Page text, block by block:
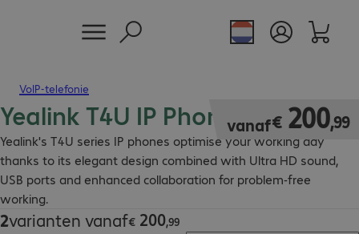
VoIP-telefonie
Yealink T4U IP Phone
Yealink's T4U series IP phones optimise your working day
thanks to its elegant design combined with Ultra HD sound,
USB ports and enhanced collaboration for problem-free
working.
vanaf€ 200,99
€ 200,99
2varianten vanaf€ 200,99
€ 200,99